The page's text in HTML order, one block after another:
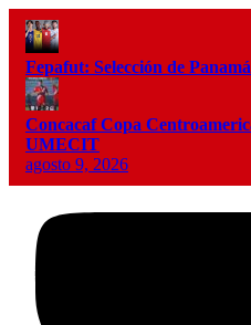
Fepafut: Selección de
Concacaf Copa
UMECIT
agosto 9, 2026